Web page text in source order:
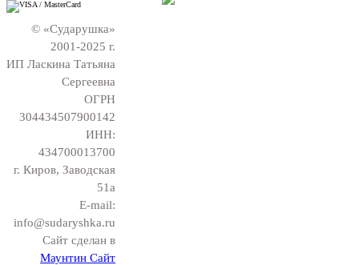
© «Сударушка»
2001-2025 г.
ИП Ласкина Татьяна
Сергеевна
ОГРН
304434507900142
ИНН:
434700013700
г. Киров, Заводская
51а
E-mail:
info@sudaryshka.ru
Сайт сделан в
Маунтин Сайт